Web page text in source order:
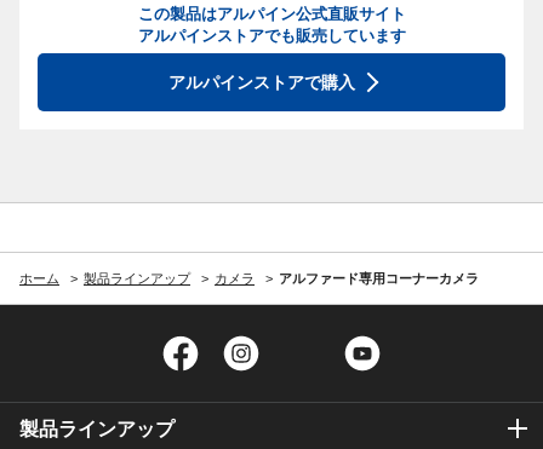
この製品はアルパイン公式直販サイト
アルパインストアでも販売しています
アルパインストアで購入
ホーム 製品ラインアップ カメラ アルファード専用コーナーカメラ
Facebook Twitter
製品ラインアップ